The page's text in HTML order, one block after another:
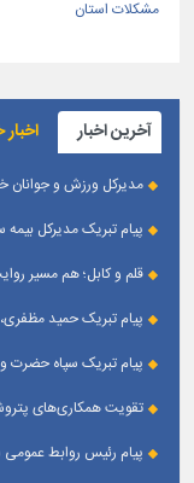
مشکلات استان
آخرین اخبار
مدیرکل ورزش و جوانان
پیام تبریک مدیرکل
قلم و کابل؛ هم مسیر
پیام تبریک حمید
پیام تبریک سپاه حضرت
تقویت همکاری‌های
پیام رئیس روابط